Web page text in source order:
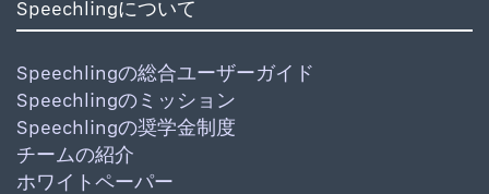
Speechlingについて
Speechlingの総合ユーザーガイド
Speechlingのミッション
Speechlingの奨学金制度
チームの紹介
ホワイトペーパー